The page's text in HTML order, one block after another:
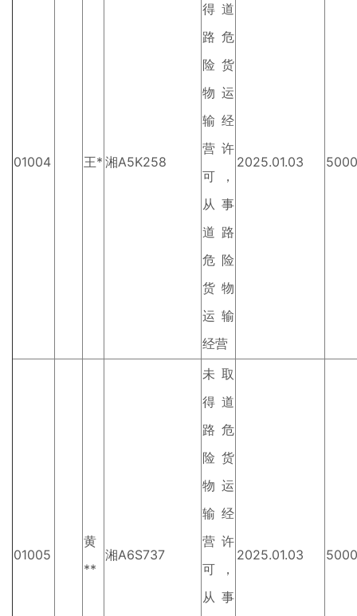
01004 王* 湘A5K258
得道
路危
险货
物运
输经
营许
可，
从事
道路
危险
货物
运输
经营
2025.01.03 5000
01005
黄
**
湘A6S737
未取
得道
路危
险货
物运
输经
营许
可，
从事
2025.01.03 5000